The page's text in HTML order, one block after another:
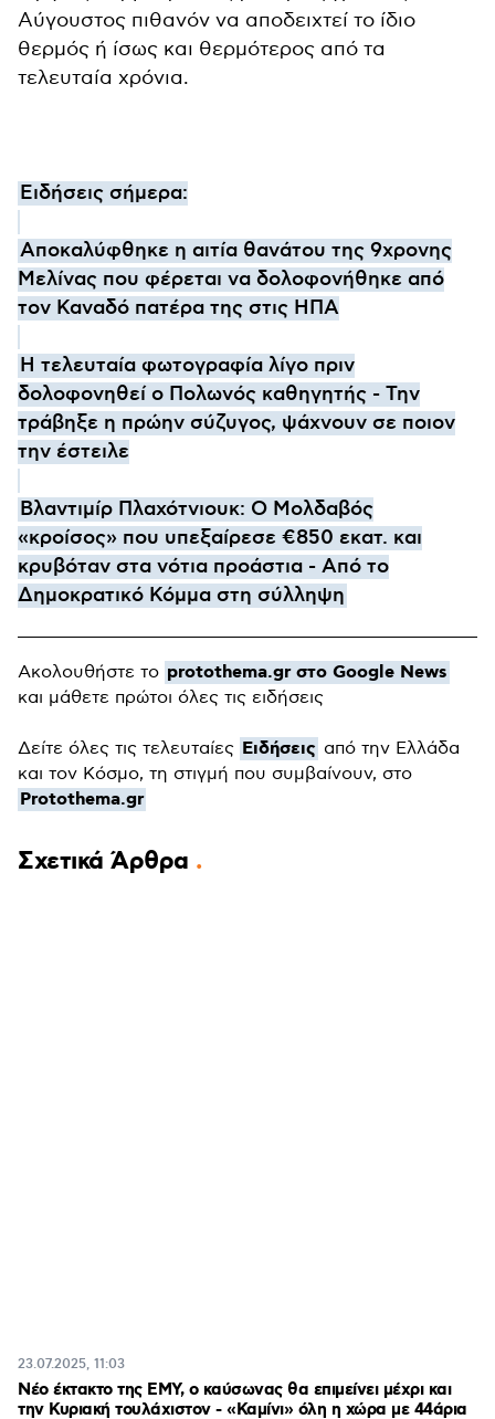
Αύγουστος πιθανόν να αποδειχτεί το ίδιο
θερμός ή ίσως και θερμότερος από τα
τελευταία χρόνια.
Ειδήσεις σήμερα:
Αποκαλύφθηκε η αιτία θανάτου της 9χρονης
Μελίνας που φέρεται να δολοφονήθηκε από
τον Καναδό πατέρα της στις ΗΠΑ
Η τελευταία φωτογραφία λίγο πριν
δολοφονηθεί ο Πολωνός καθηγητής - Την
τράβηξε η πρώην σύζυγος, ψάχνουν σε ποιον
την έστειλε
Βλαντιμίρ Πλαχότνιουκ: Ο Μολδαβός
«κροίσος» που υπεξαίρεσε €850 εκατ. και
κρυβόταν στα νότια προάστια - Από το
Δημοκρατικό Κόμμα στη σύλληψη
Σχετικά Άρθρα
Νέο έκτακτο της ΕΜΥ, ο καύσωνας θα επιμείνει μέχρι και
την Κυριακή τουλάχιστον - «Καμίνι» όλη η χώρα με 44άρια
23.07.2025, 11:03
Ακολουθήστε το protothema.gr στο Google News
και μάθετε πρώτοι όλες τις ειδήσεις
Δείτε όλες τις τελευταίες Ειδήσεις από την Ελλάδα
και τον Κόσμο, τη στιγμή που συμβαίνουν, στο
Protothema.gr